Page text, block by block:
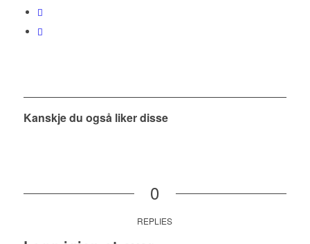
Kanskje du også liker disse
0
REPLIES